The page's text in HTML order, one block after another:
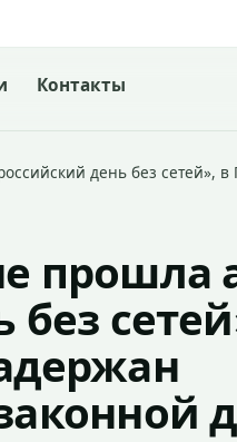
Контакты
день без сетей», в
прошла